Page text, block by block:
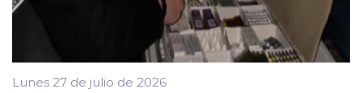
Lunes 27 de julio de 2026